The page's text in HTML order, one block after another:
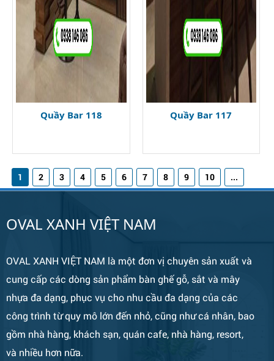
Quầy Bar 118 Quầy Bar 117
1 2 3 4 5 6 7 8 9 10 ...
OVAL XANH VIỆT NAM
OVAL XANH VIỆT NAM là một đơn vị chuyên sản xuất và
cung cấp các dòng sản phẩm bàn ghế gỗ, sắt và mây
nhựa đa dạng, phục vụ cho nhu cầu đa dạng của các
công trình từ quy mô lớn đến nhỏ, cũng như cá nhân, bao
gồm nhà hàng, khách sạn, quán cafe, nhà hàng, resort,
và nhiều hơn nữa.